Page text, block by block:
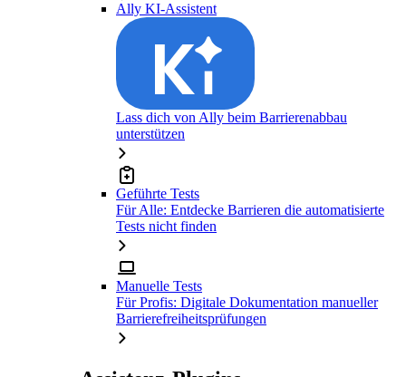
Ally KI-Assistent
Lass dich von Ally beim Barrierenabbau
unterstützen
Geführte Tests
Für Alle: Entdecke Barrieren die automatisierte
Tests nicht finden
Manuelle Tests
Für Profis: Digitale Dokumentation manueller
Barrierefreiheitsprüfungen